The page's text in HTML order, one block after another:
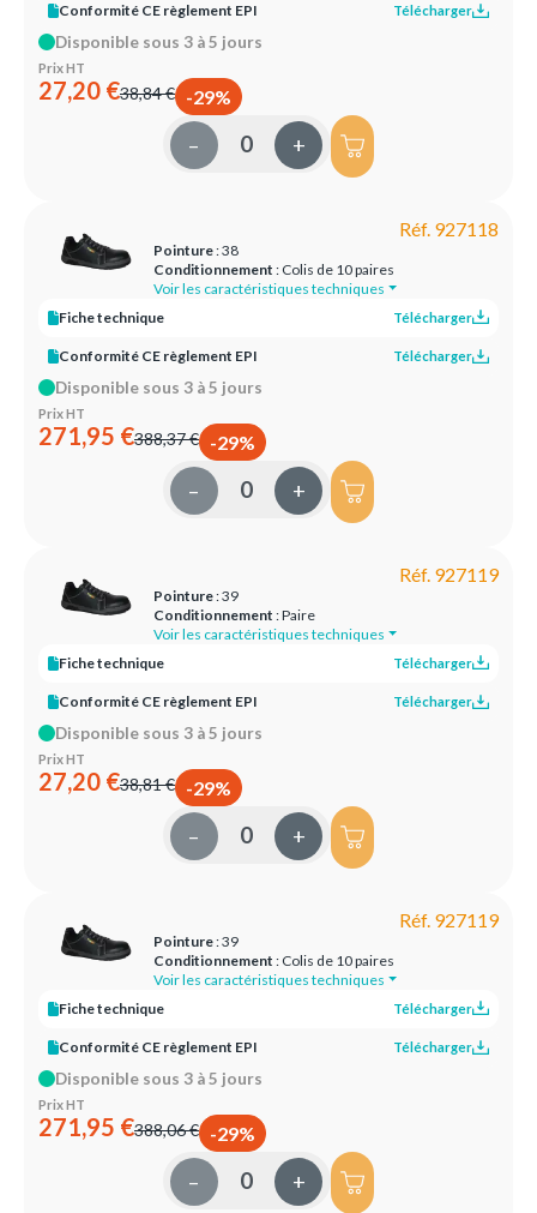
Conformité CE règlement EPI Télécharger
Disponible sous 3 à 5 jours
Prix HT
27,20 €38,84 € -29%
– +
Réf. 927118
Pointure: 38
Conditionnement : Colis de 10 paires
Voir les caractéristiques techniques
Fiche technique
Télécharger
Conformité CE règlement EPI Télécharger
Disponible sous 3 à 5 jours
Prix HT
271,95 €388,37 € -29%
– +
Réf. 927119
Pointure: 39
Conditionnement : Paire
Voir les caractéristiques techniques
Fiche technique
Télécharger
Conformité CE règlement EPI Télécharger
Disponible sous 3 à 5 jours
Prix HT
27,20 €38,81 € -29%
– +
Réf. 927119
Pointure: 39
Conditionnement : Colis de 10 paires
Voir les caractéristiques techniques
Fiche technique
Télécharger
Conformité CE règlement EPI Télécharger
Disponible sous 3 à 5 jours
Prix HT
271,95 €388,06 € -29%
– +